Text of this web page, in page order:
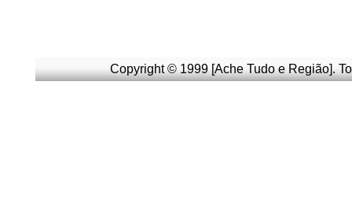
Copyright © 1999 [Ache Tudo e Região].